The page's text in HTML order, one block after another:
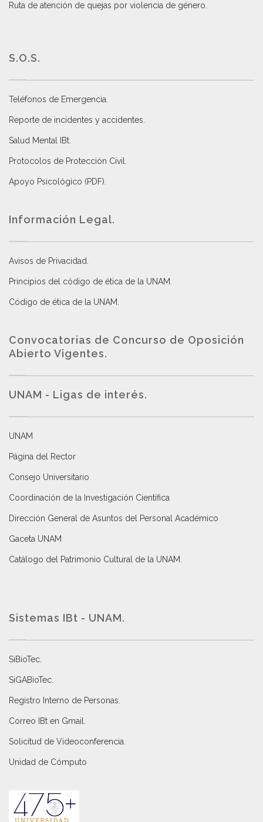
Ruta de atención de quejas por violencia de género
S.O.S.
Teléfonos de Emergencia.
Reporte de incidentes y accidentes
Salud Mental IBt
Protocolos de Protección Civil
Apoyo Psicológico (PDF)
Información Legal.
Avisos de Privacidad
Principios del código de ética de la UNAM
Código de ética de la UNAM
Convocatorias de Concurso de Oposición
Abierto Vigentes.
UNAM - Ligas de interés.
UNAM
Página del Rector
Consejo Universitario
Coordinación de la Investigación Científica
Dirección General de Asuntos del Personal Académico
Gaceta UNAM
Catálogo del Patrimonio Cultural de la UNAM.
Sistemas IBt - UNAM.
SiBioTec
SiGABioTec.
Registro Interno de Personas
Correo IBt en Gmail
Solicitud de Videoconferencia.
Unidad de Cómputo